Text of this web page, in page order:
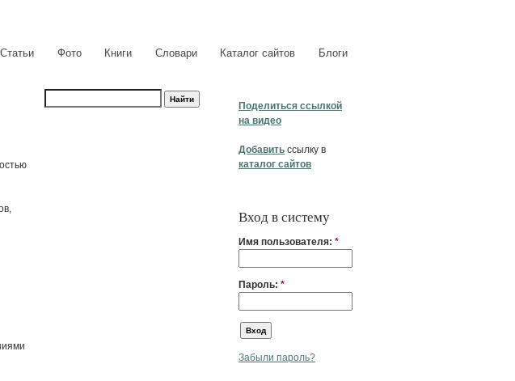
Статьи Фото Книги Словари Каталог сайтов Блоги
Поделиться ссылкой
на видео
Добавить ссылку в
каталог сайтов
Вход в систему
Имя пользователя: *
Пароль: *
Забыли пароль?